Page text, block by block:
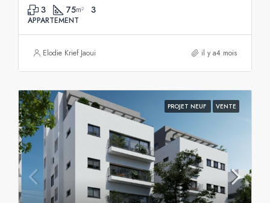
3 75m² 3
APPARTEMENT
Elodie Krief Jaoui il y a4 mois
PROJET NEUF VENTE